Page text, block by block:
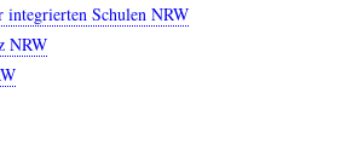
integrierten Schulen NRW
NRW